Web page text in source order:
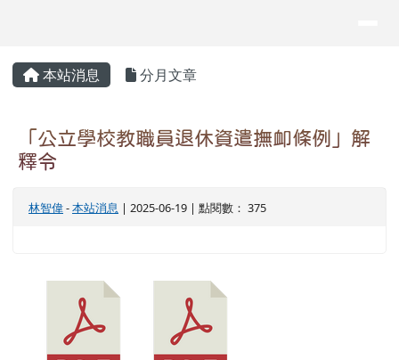
主內容區域
本站消息 分月文章
「公立學校教職員退休資遣撫卹條例」解
釋令
林智偉-本站消息 | 2025-06-19 | 點閱數： 375
頁尾區域